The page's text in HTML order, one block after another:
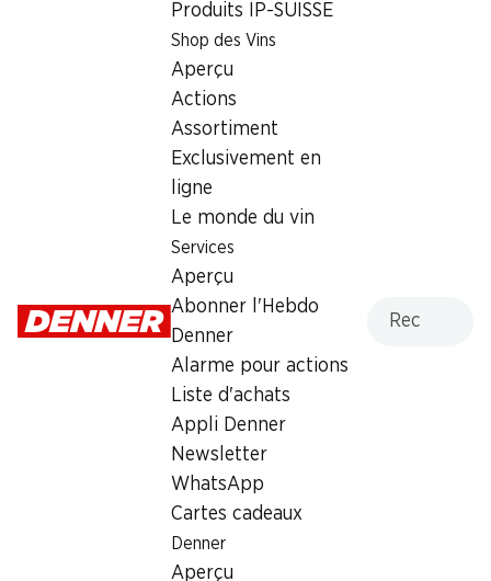
Produits IP-SUISSE
Shop des Vins
Aperçu
Actions
Assortiment
Exclusivement en
ligne
Le monde du vin
Services
Aperçu
Abonner l'Hebdo
Denner
Alarme pour actions
Liste d'achats
Appli Denner
Newsletter
WhatsApp
Cartes cadeaux
Denner
Aperçu
Heures d'ouverture
Mardi
Retrait d'espèces avec la carte
postale / M-Card